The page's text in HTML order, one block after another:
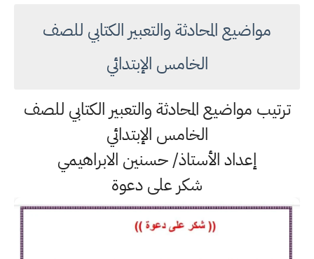
مواضيع المحادثة والتعبير الكتابي للصف
الخامس الإبتدائي
ترتيب مواضيع المحادثة والتعبير الكتابي للصف
الخامس الإبتدائي
إعداد الأستاذ/ حسنين الابراهيمي
شكر على دعوة